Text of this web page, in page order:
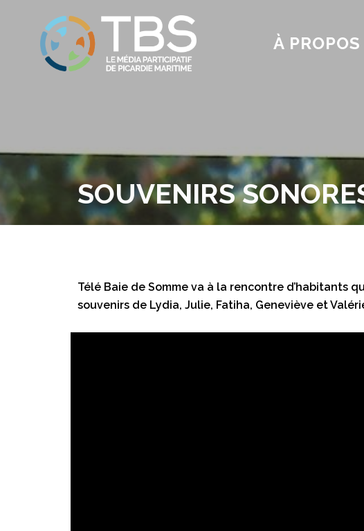
À PROPOS
SOUVENIRS
Télé Baie de Somme va à la rencontre d’habitants
souvenirs de Lydia, Julie, Fatiha, Geneviève et